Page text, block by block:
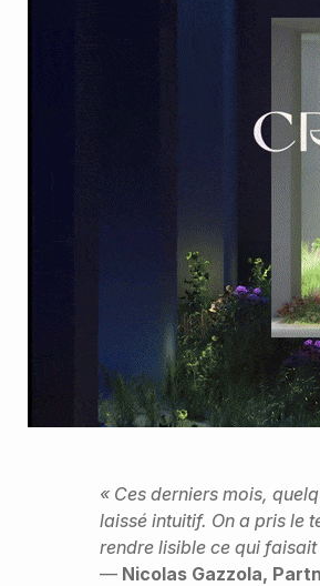
« Ces derniers mois,
laissé intuitif. On a pris le
rendre lisible ce qui
— Nicolas Gazzola,